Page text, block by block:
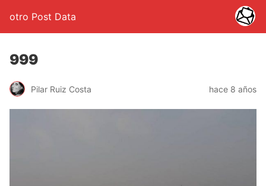
otro Post Data
999
Pilar Ruiz Costa hace 8 años